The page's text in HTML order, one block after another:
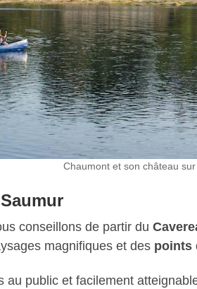
Chaumont et son château
conseillons de partir du
magnifiques et des points
public et facilement